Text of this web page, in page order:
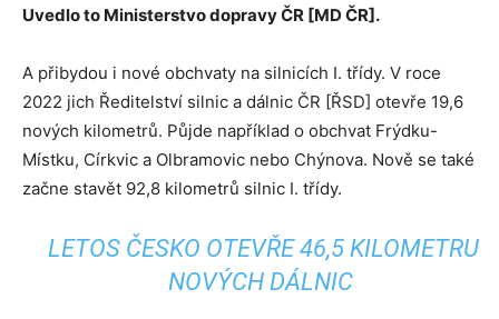
Uvedlo to Ministerstvo dopravy ČR [MD ČR].
A přibydou i nové obchvaty na silnicích I. třídy. V roce
2022 jich Ředitelství silnic a dálnic ČR [ŘSD] otevře 19,6
nových kilometrů. Půjde například o obchvat Frýdku-
Místku, Církvic a Olbramovic nebo Chýnova. Nově se také
začne stavět 92,8 kilometrů silnic I. třídy.
LETOS ČESKO OTEVŘE 46,5 KILOMETRU
NOVÝCH DÁLNIC